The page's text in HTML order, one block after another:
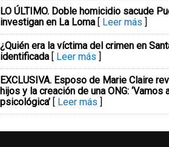
LO ÚLTIMO. Doble homicidio sacude
investigan en La Loma [ Leer más ]
¿Quién era la víctima del crimen en
identificada [ Leer más ]
EXCLUSIVA. Esposo de Marie Claire
hijos y la creación de una ONG: ‘Vamos
psicológica’ [ Leer más ]